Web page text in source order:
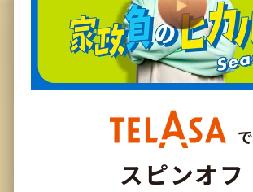
で
スピンオフ